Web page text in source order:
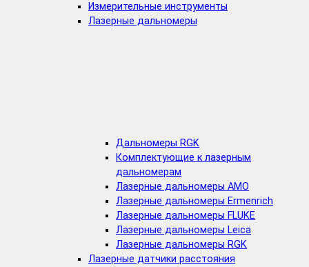
Измерительные инструменты
Лазерные дальномеры
Дальномеры RGK
Комплектующие к лазерным
дальномерам
Лазерные дальномеры AMO
Лазерные дальномеры Ermenrich
Лазерные дальномеры FLUKE
Лазерные дальномеры Leica
Лазерные дальномеры RGK
Лазерные датчики расстояния